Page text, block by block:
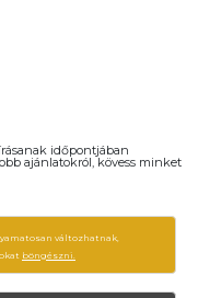
időpontjában
ajánlatokról, kövess minket
változhatnak,
böngészni.